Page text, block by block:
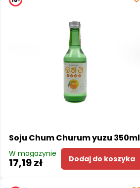
Soju Chum Churum yuzu 350ml
W magazynie
17,19 zł Dodaj do koszyka